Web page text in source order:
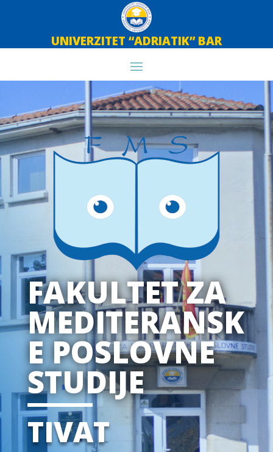
UNIVERZITET “ADRIATIK” BAR
FAKULTET ZA
MEDITERANSK
E POSLOVNE
STUDIJE
TIVAT